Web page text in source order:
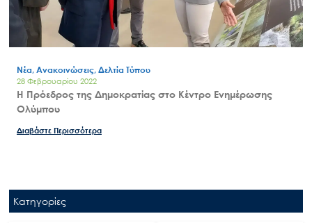
Νέα, Ανακοινώσεις, Δελτία Τύπου
28 Φεβρουαρίου 2022
Η Πρόεδρος της Δημοκρατίας στο Κέντρο Ενημέρωσης
Ολύμπου
Διαβάστε Περισσότερα
Κατηγορίες